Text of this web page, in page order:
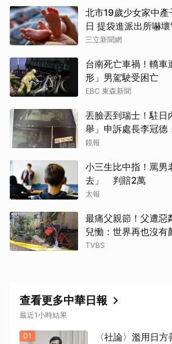
北市19歲少女家中
日 提袋進派出所嚇壞
三立新聞網
台南死亡車禍！轎車
形」男駕駛受困亡
EBC 東森新聞
丟臉丟到瑞士！駐日
舉」申訴處長李冠德
凌、超速仔拒繳罰單
鏡報
小三生比中指！罵男
去」 判賠2萬
太報
最痛父親節！父遭
兒慟：世界再也沒有
TVBS
查看更多中華日報
最近1小時結果
01
〈社論〉濫用日
取消